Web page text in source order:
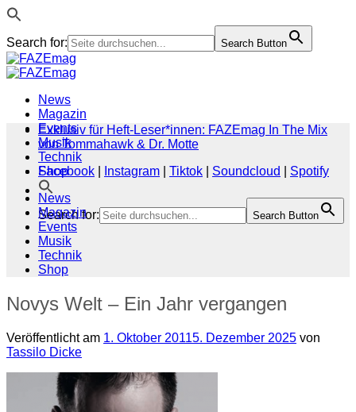
Search for: Search Button
Zum
Inhalt
News
Magazin
Events
Musik
Technik
Shop
Search for: Search Button
Exklusiv für Heft-Leser*innen: FAZEmag In The Mix
von Tommahawk & Dr. Motte
Facebook
Instagram Tiktok Soundcloud
Spotify
News
Magazin
Events
Musik
Technik
Shop
Novys Welt – Ein Jahr vergangen
Veröffentlicht am 1. Oktober 20115. Dezember 2025 von
Tassilo Dicke